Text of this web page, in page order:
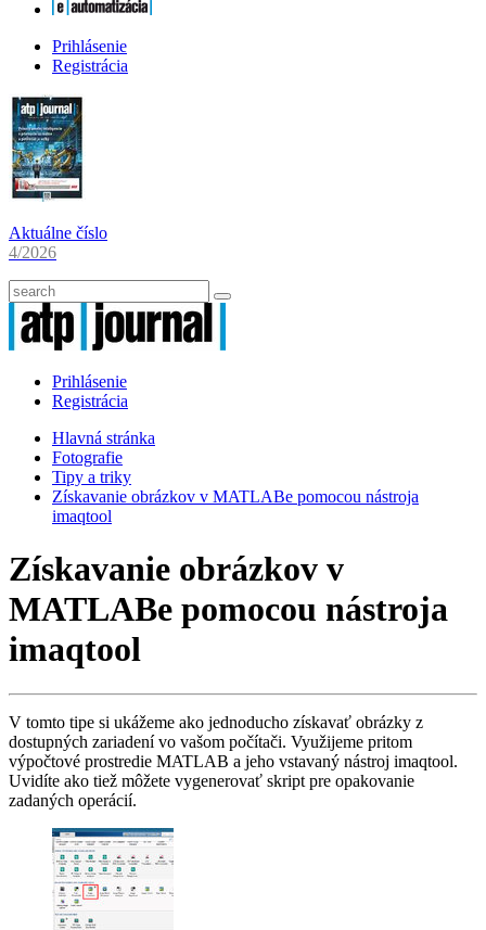
Prihlásenie
Registrácia
Aktuálne číslo
4/2026
Prihlásenie
Registrácia
Hlavná stránka
Fotografie
Tipy a triky
Získavanie obrázkov v MATLABe pomocou nástroja
imaqtool
Získavanie obrázkov v
MATLABe pomocou nástroja
imaqtool
V tomto tipe si ukážeme ako jednoducho získavať obrázky z
dostupných zariadení vo vašom počítači. Využijeme pritom
výpočtové prostredie MATLAB a jeho vstavaný nástroj imaqtool.
Uvidíte ako tiež môžete vygenerovať skript pre opakovanie
zadaných operácií.